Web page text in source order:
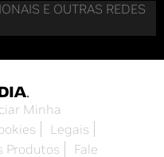
E OUTRAS REDES
Minha
Legais
Produtos Fale